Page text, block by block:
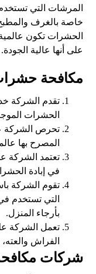
المرشات التي
خاصة بالغرف والمطبخ
الحشرات تكون
على أنها عالية الجودة.
مكافحة
تقدم الشركة
الحشرات
تحرص الشركة
المصرح بها
تعتمد الشركة
في إبادة
تقوم الشركة
التي تستخدم
بأرجاء المنزل.
تعمل الشركة
الفراش
شركات